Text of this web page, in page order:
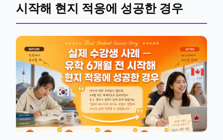
시작해 현지 적응에 성공한 경우